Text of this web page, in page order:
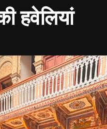
हवेलियां